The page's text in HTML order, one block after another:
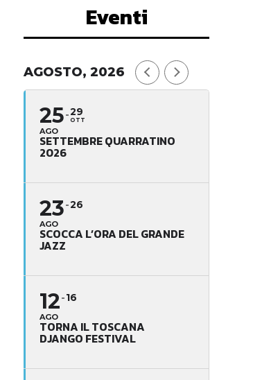
Eventi
AGOSTO, 2026
25
AGO
29
OTT
SETTEMBRE QUARRATINO
2026
23
AGO
26
SCOCCA L’ORA DEL GRANDE
JAZZ
12
AGO
16
TORNA IL TOSCANA
DJANGO FESTIVAL